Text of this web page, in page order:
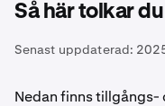
Så här tolkar
Senast uppdaterad:
Nedan finns